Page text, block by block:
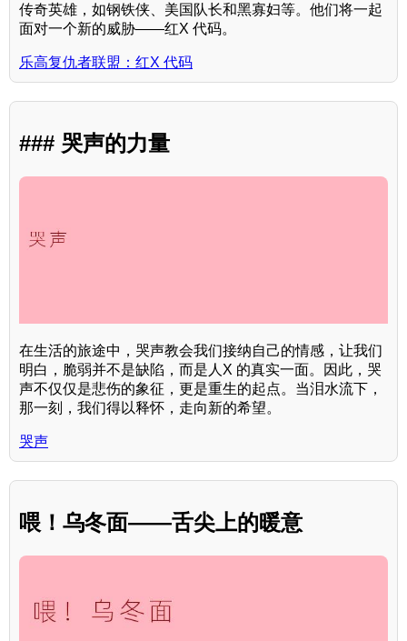
传奇英雄，如钢铁侠、美国队长和黑寡妇等。他们将一起
面对一个新的威胁——红X 代码。
乐高复仇者联盟：红X 代码
### 哭声的力量
在生活的旅途中，哭声教会我们接纳自己的情感，让我们
明白，脆弱并不是缺陷，而是人X 的真实一面。因此，哭
声不仅仅是悲伤的象征，更是重生的起点。当泪水流下，
那一刻，我们得以释怀，走向新的希望。
哭声
喂！乌冬面——舌尖上的暖意